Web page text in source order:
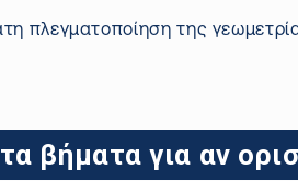
πλεγματοποίηση της
βήματα για αν